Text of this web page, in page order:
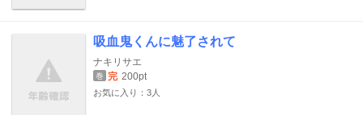
吸血鬼くんに魅了されて
ナキリサエ
巻 完 200pt
お気に入り：3人